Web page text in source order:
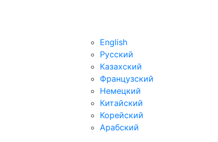
English
Русский
Казахский
Французский
Немецкий
Китайский
Корейский
Арабский